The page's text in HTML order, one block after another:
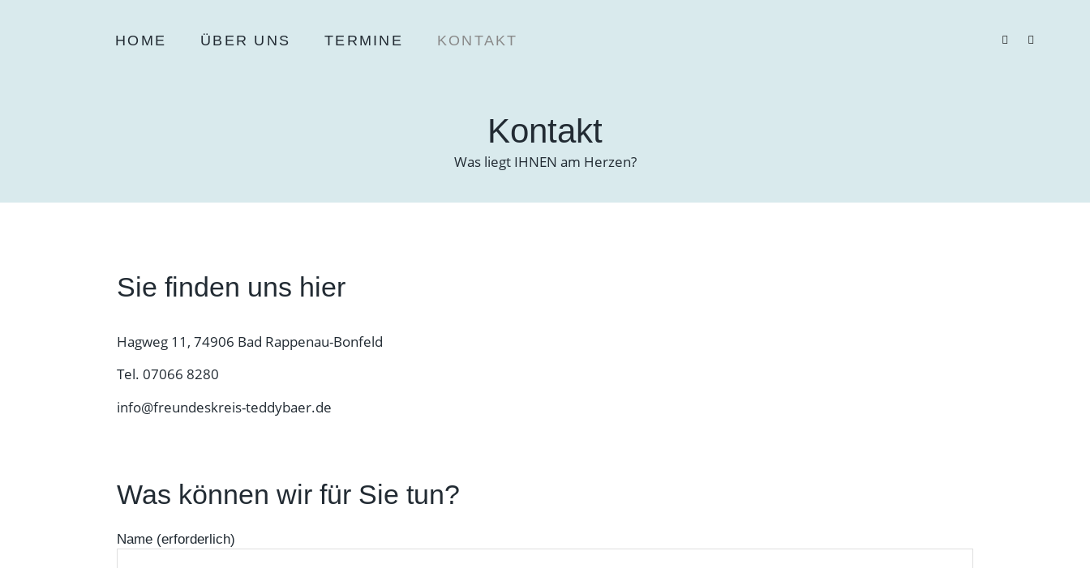
HOME ÜBER UNS TERMINE KONTAKT
Kontakt
Was liegt IHNEN am Herzen?
Sie finden uns hier
Hagweg 11, 74906 Bad Rappenau-Bonfeld
Tel. 07066 8280
info@freundeskreis-teddybaer.de
Was können wir für Sie tun?
Name (erforderlich)